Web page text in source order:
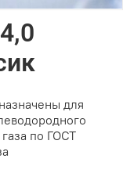
для
по ГОСТ